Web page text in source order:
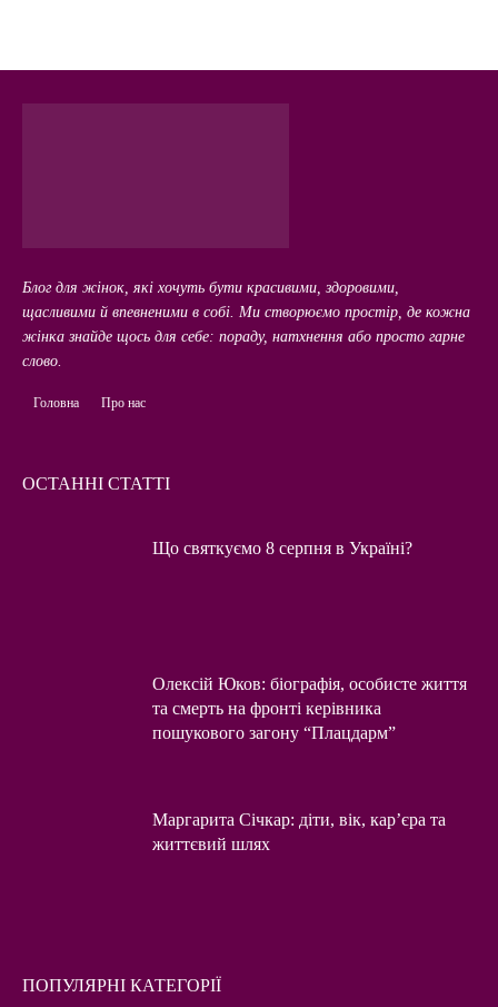
Блог для жінок, які хочуть бути красивими, здоровими,
щасливими й впевненими в собі. Ми створюємо простір, де кожна
жінка знайде щось для себе: пораду, натхнення або просто гарне
слово.
Головна Про нас
ОСТАННІ СТАТТІ
Що святкуємо 8 серпня в Україні?
Олексій Юков: біографія, особисте життя
та смерть на фронті керівника
пошукового загону “Плацдарм”
Маргарита Січкар: діти, вік, кар’єра та
життєвий шлях
ПОПУЛЯРНІ КАТЕГОРІЇ